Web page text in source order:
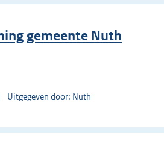
gemeente Nuth
Uitgegeven door: Nuth